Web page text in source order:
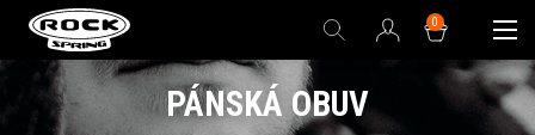
0
PÁNSKÁ OBUV